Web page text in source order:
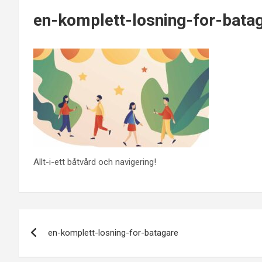
en-komplett-losning-for-
Allt-i-ett båtvård och navigering!
en-komplett-losning-for-batagare